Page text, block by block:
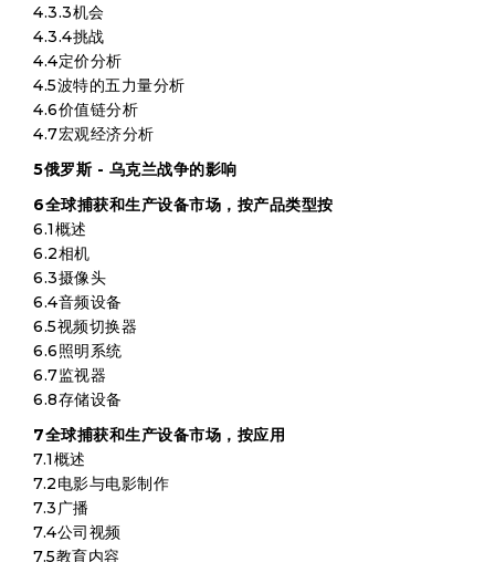
4.3.3机会
4.3.4挑战
4.4定价分析
4.5波特的五力量分析
4.6价值链分析
4.7宏观经济分析
5俄罗斯 - 乌克兰战争的影响
6全球捕获和生产设备市场，按产品类型按
6.1概述
6.2相机
6.3摄像头
6.4音频设备
6.5视频切换器
6.6照明系统
6.7监视器
6.8存储设备
7全球捕获和生产设备市场，按应用
7.1概述
7.2电影与电影制作
7.3广播
7.4公司视频
7.5教育内容